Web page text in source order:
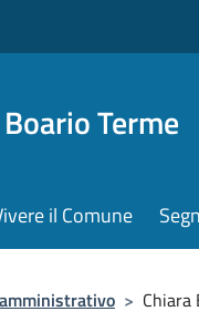
Terme
il Comune
> Chiara